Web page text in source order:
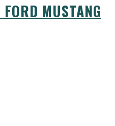
MUSTANG